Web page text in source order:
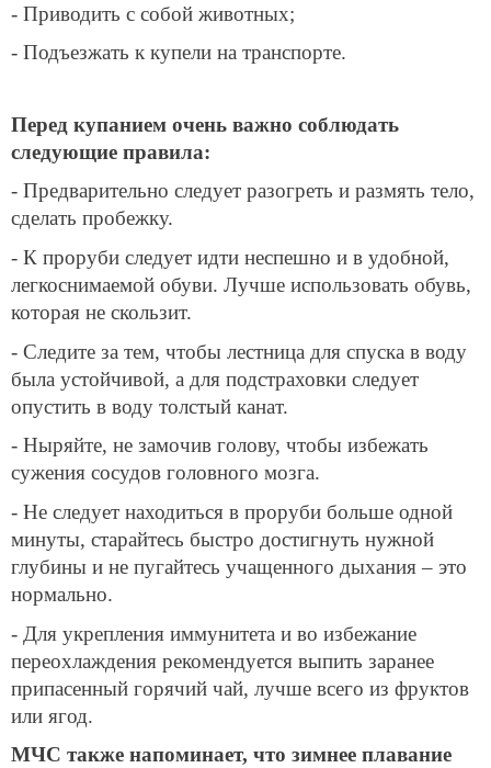
- Приводить с собой животных;
- Подъезжать к купели на транспорте.
Перед купанием очень важно соблюдать
следующие правила:
- Предварительно следует разогреть и размять тело,
сделать пробежку.
- К проруби следует идти неспешно и в удобной,
легкоснимаемой обуви. Лучше использовать обувь,
которая не скользит.
- Следите за тем, чтобы лестница для спуска в воду
была устойчивой, а для подстраховки следует
опустить в воду толстый канат.
- Ныряйте, не замочив голову, чтобы избежать
сужения сосудов головного мозга.
- Не следует находиться в проруби больше одной
минуты, старайтесь быстро достигнуть нужной
глубины и не пугайтесь учащенного дыхания – это
нормально.
- Для укрепления иммунитета и во избежание
переохлаждения рекомендуется выпить заранее
припасенный горячий чай, лучше всего из фруктов
или ягод.
МЧС также напоминает, что зимнее плавание